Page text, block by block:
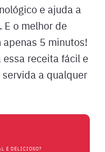
e ajuda a
o melhor de
5 minutos!
receita fácil e
a qualquer
E DELICIOSO?